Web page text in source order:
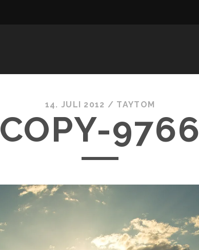
14. JULI 2012 / TAYTOM
COPY-9766